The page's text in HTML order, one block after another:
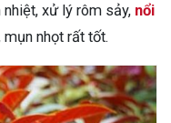
xử lý rôm sảy, nổi
nhọt rất tốt.